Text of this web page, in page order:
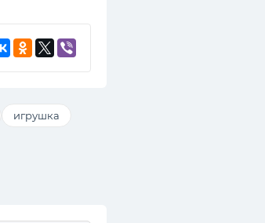
игрушка